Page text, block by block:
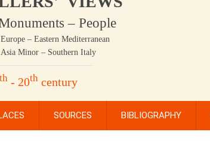
– People
– Eastern Mediterranean
Asia Minor – Southern Italy
th - 20th century
SOURCES BIBLIOGRAPHY